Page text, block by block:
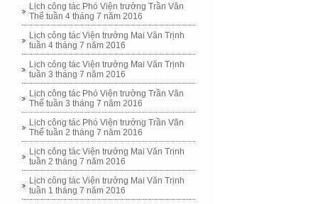
Lịch công tác Phó Viện trưởng Trần Văn
Thể tuần 4 tháng 7 năm 2016
Lịch công tác Viện trưởng Mai Văn Trịnh
tuần 4 tháng 7 năm 2016
Lịch công tác Viện trưởng Mai Văn Trịnh
tuần 3 tháng 7 năm 2016
Lịch công tác Phó Viện trưởng Trần Văn
Thể tuần 3 tháng 7 năm 2016
Lịch công tác Phó Viện trưởng Trần Văn
Thể tuần 2 tháng 7 năm 2016
Lịch công tác Viện trưởng Mai Văn Trịnh
tuần 2 tháng 7 năm 2016
Lịch công tác Viện trưởng Mai Văn Trịnh
tuần 1 tháng 7 năm 2016